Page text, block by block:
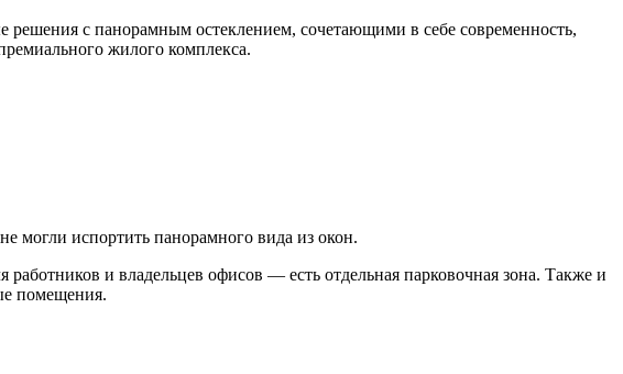
с панорамным остеклением, сочетающими в себе современность,
жилого комплекса.
могли испортить панорамного вида из окон.
и владельцев офисов — есть отдельная парковочная зона. Также и
помещения.